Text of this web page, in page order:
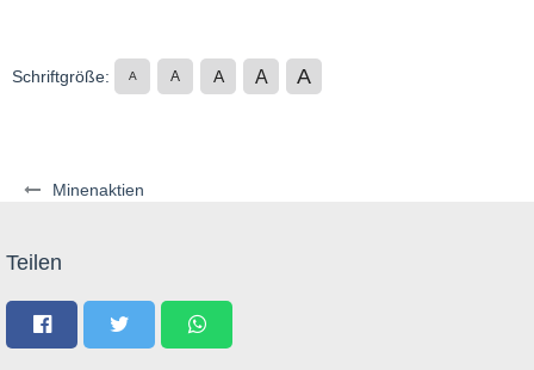
Minenaktien
Schriftgröße: A A A A A
Teilen